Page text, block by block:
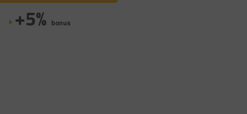
+5% bonus